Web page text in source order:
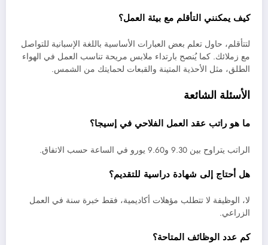
كيف يمكنني التأقلم مع بيئة العمل؟
لتتأقلم، حاول تعلم بعض العبارات الأساسية باللغة الإسبانية للتواصل
مع زملائك. كما يُنصح بارتداء ملابس مريحة تناسب العمل في الهواء
الطلق، مثل الأحذية المتينة والقبعات لحمايتك من الشمس.
الأسئلة الشائعة
ما هو راتب عقد العمل الفلاحي في إسيجا؟
الراتب يتراوح بين 9.30 و9.60 يورو في الساعة حسب الاتفاق.
هل أحتاج إلى شهادة دراسية للتقديم؟
لا، الوظيفة لا تتطلب مؤهلات أكاديمية، فقط خبرة سنة في العمل
الزراعي.
كم عدد الوظائف المتاحة؟